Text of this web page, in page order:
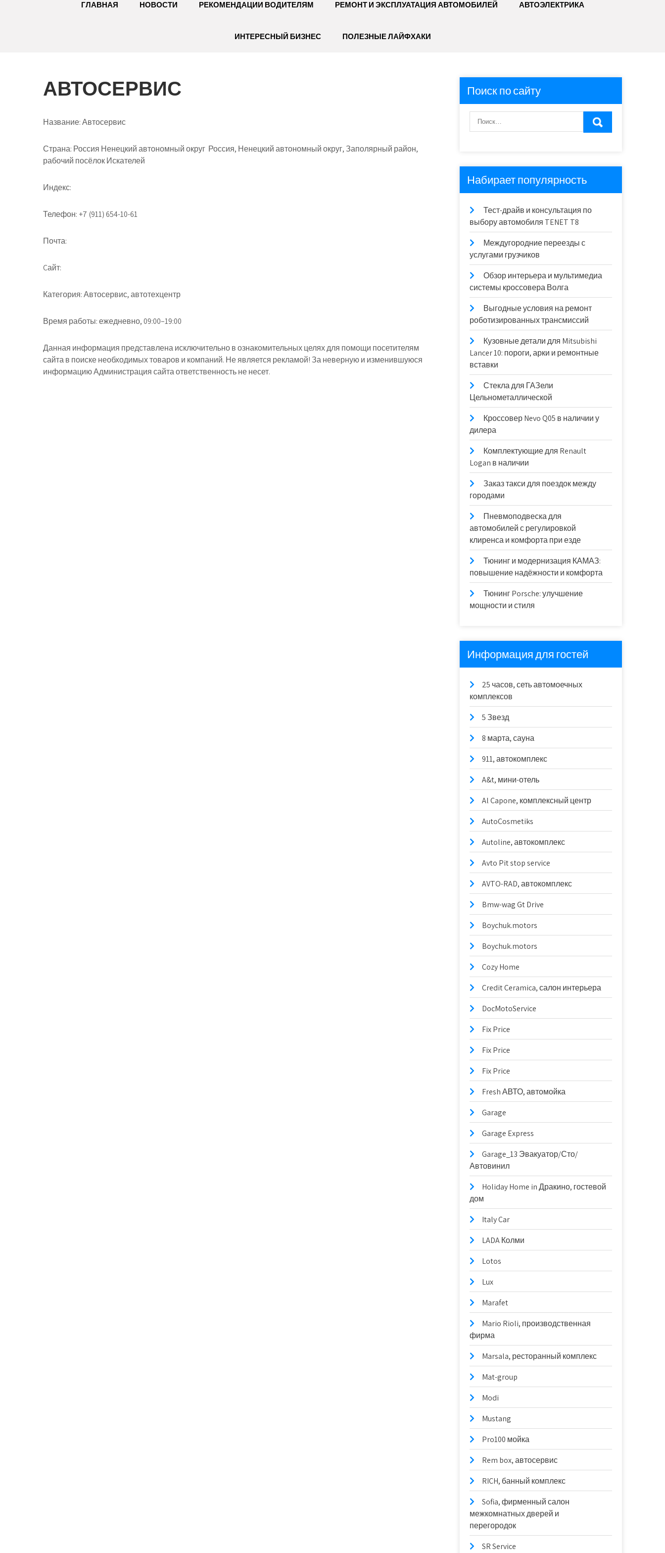
ГЛАВНАЯ НОВОСТИ РЕКОМЕНДАЦИИ ВОДИТЕЛЯМ РЕМОНТ И ЭКСПЛУАТАЦИЯ АВТОМОБИЛЕЙ АВТОЭЛЕКТРИКА
ИНТЕРЕСНЫЙ БИЗНЕС ПОЛЕЗНЫЕ ЛАЙФХАКИ
АВТОСЕРВИС
Название:Автосервис
Страна: Россия Ненецкий автономный округ Россия, Ненецкий автономный округ, Заполярный район,
рабочий посёлок Искателей
Индекс:
Телефон: +7 (911) 654-10-61
Почта:
Cайт:
Категория:Автосервис, автотехцентр
Время работы:ежедневно, 09:00–19:00
Данная информация представлена исключительно в ознакомительных целях для помощи посетителям
сайта в поиске необходимых товаров и компаний. Не является рекламой! За неверную и изменившуюся
информацию Администрация сайта ответственность не несет.
Поиск по сайту
Набирает популярность
Тест-драйв и консультация по
выбору автомобиля TENET T8
Междугородние переезды с
услугами грузчиков
Обзор интерьера и мультимедиа
системы кроссовера Волга
Выгодные условия на ремонт
роботизированных трансмиссий
Кузовные детали для Mitsubishi
Lancer 10: пороги, арки и ремонтные
вставки
Стекла для ГАЗели
Цельнометаллической
Кроссовер Nevo Q05 в наличии у
дилера
Комплектующие для Renault
Logan в наличии
Заказ такси для поездок между
городами
Пневмоподвеска для
автомобилей с регулировкой
клиренса и комфорта при езде
Тюнинг и модернизация КАМАЗ:
повышение надёжности и комфорта
Тюнинг Porsche: улучшение
мощности и стиля
Информация для гостей
25 часов, сеть автомоечных
комплексов
5 Звезд
8 марта, сауна
911, автокомплекс
A&t, мини-отель
Al Capone, комплексный центр
AutoCosmetiks
Autoline, автокомплекс
Avto Pit stop service
AVTO-RAD, автокомплекс
Bmw-wag Gt Drive
Boychuk.motors
Boychuk.motors
Cozy Home
Credit Ceramica, салон интерьера
DocMotoService
Fix Price
Fix Price
Fix Price
Fresh АВТО, автомойка
Garage
Garage Express
Garage_13 Эвакуатор/Сто/
Автовинил
Holiday Home in Дракино, гостевой
дом
Italy Car
LADA Колми
Lotos
Lux
Marafet
Mario Rioli, производственная
фирма
Marsala, ресторанный комплекс
Mat-group
Modi
Mustang
Pro100 мойка
Rem box, автосервис
RICH, банный комплекс
Sofia, фирменный салон
межкомнатных дверей и
перегородок
SR Service